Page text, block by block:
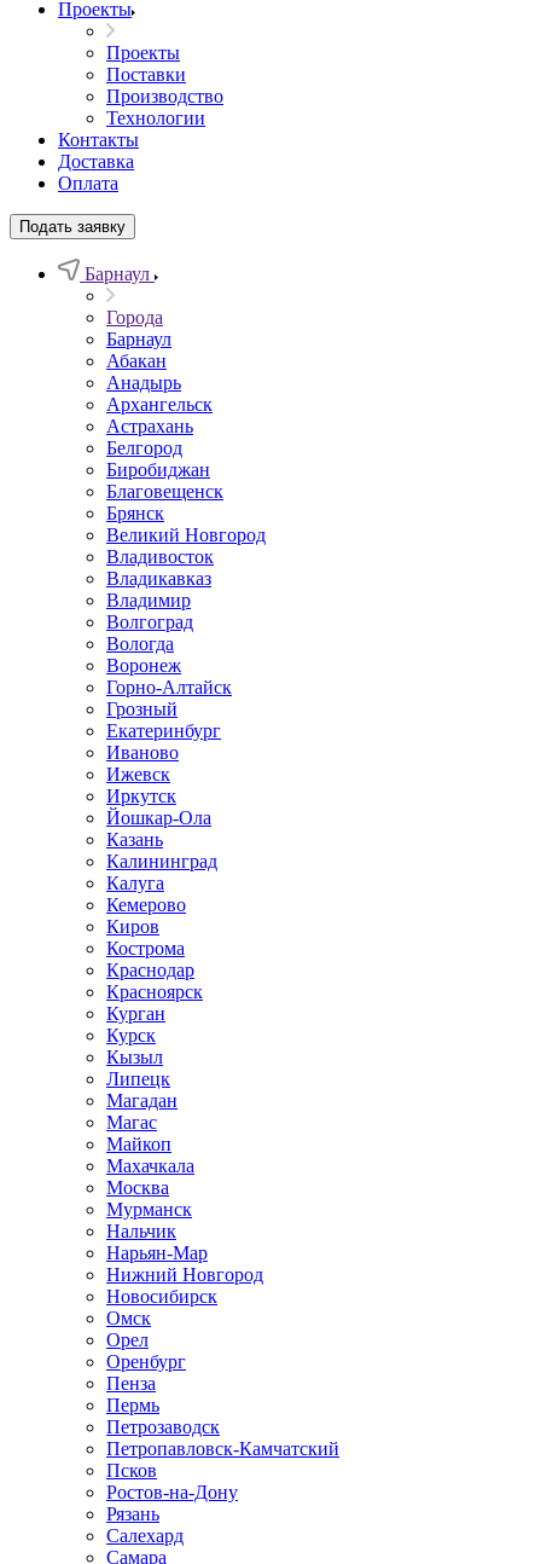
Проекты
Проекты
Поставки
Производство
Технологии
Контакты
Доставка
Оплата
Подать заявку
Барнаул
Города
Барнаул
Абакан
Анадырь
Архангельск
Астрахань
Белгород
Биробиджан
Благовещенск
Брянск
Великий Новгород
Владивосток
Владикавказ
Владимир
Волгоград
Вологда
Воронеж
Горно-Алтайск
Грозный
Екатеринбург
Иваново
Ижевск
Иркутск
Йошкар-Ола
Казань
Калининград
Калуга
Кемерово
Киров
Кострома
Краснодар
Красноярск
Курган
Курск
Кызыл
Липецк
Магадан
Магас
Майкоп
Махачкала
Москва
Мурманск
Нальчик
Нарьян-Мар
Нижний Новгород
Новосибирск
Омск
Орел
Оренбург
Пенза
Пермь
Петрозаводск
Петропавловск-Камчатский
Псков
Ростов-на-Дону
Рязань
Салехард
Самара